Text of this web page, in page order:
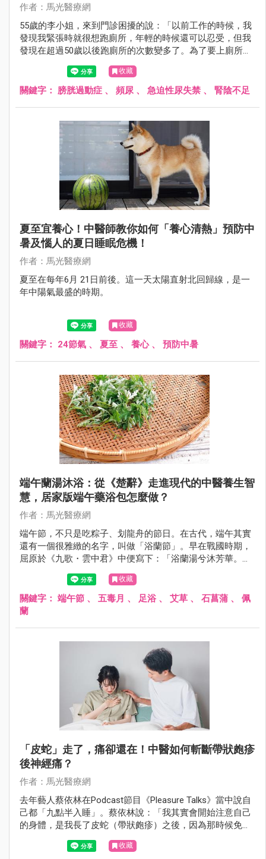
作者：馬光醫療網
55歲的李小姐，來到門診困擾的說：「以前工作的時候，我
發現我緊張時就很想跑廁所，年輕的時候還可以忍受，但我
發現在超過50歲以後跑廁所的次數變多了。為了要上廁所，
都不敢出去外面太久，都沒辦法常常跟朋友或小孩出門玩
了，很煩惱耶！中醫有沒有辦法？！」經問診，看舌脈，辨
別疾病證型及患者體質後，開立中藥和針灸後，李小姐跑廁
收藏
關鍵字： 膀胱過動症 、 頻尿 、 急迫性尿失禁 、 腎陰不足
夏至宜養心！中醫師教你如何「養心清熱」預防中
暑及惱人的夏日睡眠危機！
作者：馬光醫療網
夏至在每年6月 21日前後。這一天太陽直射北回歸線，是一
年中陽氣最盛的時期。
收藏
關鍵字： 24節氣 、 夏至 、 養心、 預防中暑
端午蘭湯沐浴：從《楚辭》走進現代的中醫養生智
慧，居家版端午藥浴包怎麼做？
作者：馬光醫療網
端午節，不只是吃粽子、划龍舟的節日。在古代，端午其實
還有一個很雅緻的名字，叫做「浴蘭節」。早在戰國時期，
屈原於《九歌・雲中君》中便寫下：「浴蘭湯兮沐芳華。」
《大戴禮記》也記載：「五月五日，蓄蘭為沐浴。」可見端
午以香草沐浴的習俗，至少已流傳兩千年以上。
收藏
關鍵字： 端午節 、 五毒月 、 足浴 、 艾草 、 石菖蒲 、 佩
蘭
「皮蛇」走了，痛卻還在！中醫如何斬斷帶狀皰疹
後神經痛？
作者：馬光醫療網
去年藝人蔡依林在Podcast節目《Pleasure Talks》當中說自
己都「九點半入睡」。蔡依林說：「我其實會開始注意自己
的身體，是我長了皮蛇（帶狀皰疹）之後，因為那時候免疫
力下降，之前幾乎每天熬夜，而從那時開始，我就發現自己
的身體不能這樣搞。」
收藏